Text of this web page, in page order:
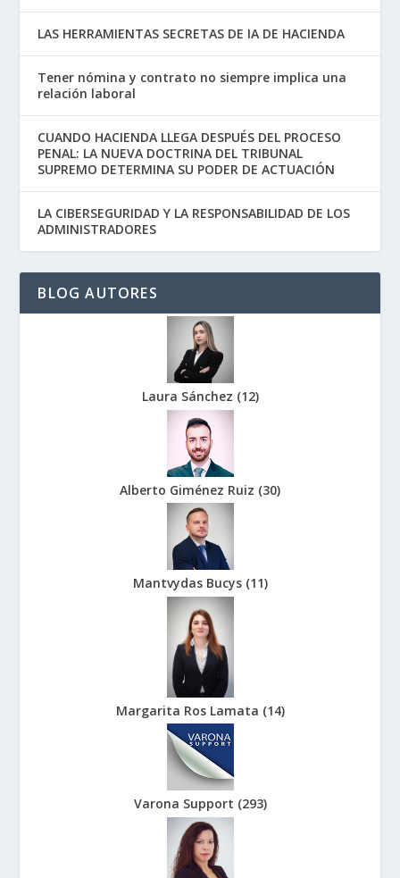
LAS HERRAMIENTAS SECRETAS DE IA DE HACIENDA
Tener nómina y contrato no siempre implica una
relación laboral
CUANDO HACIENDA LLEGA DESPUÉS DEL PROCESO
PENAL: LA NUEVA DOCTRINA DEL TRIBUNAL
SUPREMO DETERMINA SU PODER DE ACTUACIÓN
LA CIBERSEGURIDAD Y LA RESPONSABILIDAD DE LOS
ADMINISTRADORES
BLOG AUTORES
Laura Sánchez (12)
Alberto Giménez Ruiz (30)
Mantvydas Bucys (11)
Margarita Ros Lamata (14)
Varona Support (293)